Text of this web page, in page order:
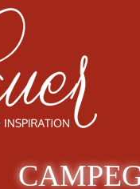
sulle foto e decidete voi.